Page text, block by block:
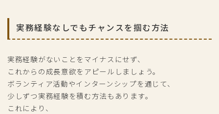
実務経験なしでもチャンスを掴む方法
実務経験がないことをマイナスにせず、
これからの成長意欲をアピールしましょう。
ボランティア活動やインターンシップを通じて、
少しずつ実務経験を積む方法もあります。
これにより、